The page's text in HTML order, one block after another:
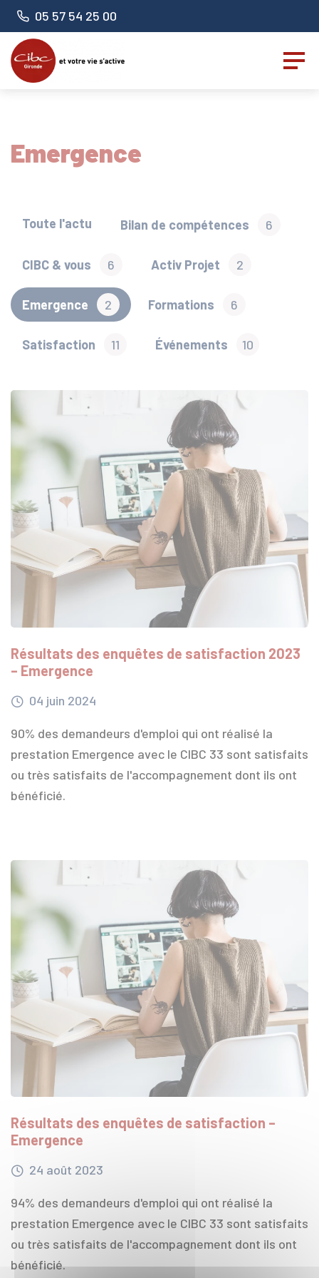
Numéro de téléphone :
05 57 54 25 00
Emergence
Toute l'actu Bilan de compétences 6
CIBC & vous 6 Activ Projet 2
Emergence 2 Formations 6
Satisfaction 11 Événements 10
Résultats des enquêtes de satisfaction 2023
– Emergence
04 juin 2024
90% des demandeurs d'emploi qui ont réalisé la
prestation Emergence avec le CIBC 33 sont satisfaits
ou très satisfaits de l'accompagnement dont ils ont
bénéficié.
Résultats des enquêtes de satisfaction –
Emergence
24 août 2023
94% des demandeurs d'emploi qui ont réalisé la
prestation Emergence avec le CIBC 33 sont satisfaits
ou très satisfaits de l'accompagnement dont ils ont
bénéficié.
Panneau de gestion des cookies